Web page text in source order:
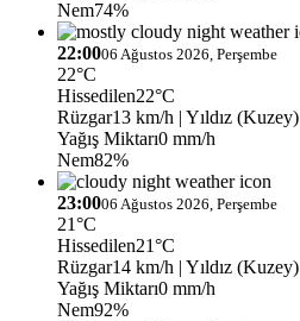
Nem74%
22:0006 Ağustos 2026, Perşembe
22°C
Hissedilen22°C
Rüzgar13 km/h | Yıldız (Kuzey)
Yağış Miktarı0 mm/h
Nem82%
23:0006 Ağustos 2026, Perşembe
21°C
Hissedilen21°C
Rüzgar14 km/h | Yıldız (Kuzey)
Yağış Miktarı0 mm/h
Nem92%